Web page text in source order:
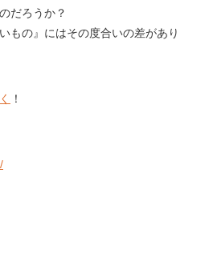
だろうか？
もの』にはその度合いの差があり
！